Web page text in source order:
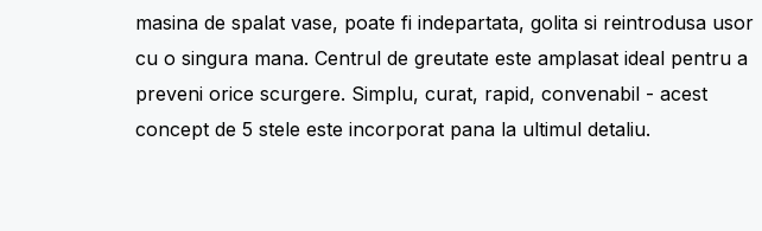
masina de spalat vase, poate fi indepartata, golita si reintrodusa usor
cu o singura mana. Centrul de greutate este amplasat ideal pentru a
preveni orice scurgere. Simplu, curat, rapid, convenabil - acest
concept de 5 stele este incorporat pana la ultimul detaliu.